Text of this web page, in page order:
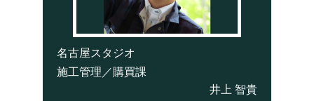
名古屋スタジオ
施工管理／購買課
井上 智貴